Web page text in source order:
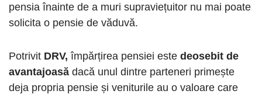
pensia înainte de a muri supraviețuitor nu mai poate
solicita o pensie de văduvă.
Potrivit DRV, împărțirea pensiei este deosebit de
avantajoasă dacă unul dintre parteneri primește
deja propria pensie și veniturile au o valoare care